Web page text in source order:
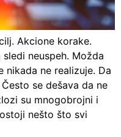
Akcione korake.
neuspeh. Možda
nikada ne realizuje. Da
se dešava da ne
su mnogobrojni i
nešto što svi